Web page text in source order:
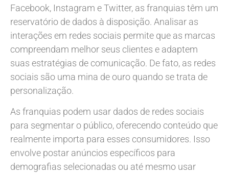
Facebook, Instagram e Twitter, as franquias têm um
reservatório de dados à disposição. Analisar as
interações em redes sociais permite que as marcas
compreendam melhor seus clientes e adaptem
suas estratégias de comunicação. De fato, as redes
sociais são uma mina de ouro quando se trata de
personalização.
As franquias podem usar dados de redes sociais
para segmentar o público, oferecendo conteúdo que
realmente importa para esses consumidores. Isso
envolve postar anúncios específicos para
demografias selecionadas ou até mesmo usar